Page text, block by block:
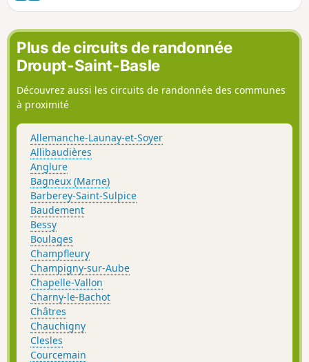
Plus de circuits de randonnée
Droupt-Saint-Basle
Découvrez aussi les circuits de randonnée des communes
à proximité
Allemanche-Launay-et-Soyer
Allibaudières
Anglure
Bagneux (Marne)
Barberey-Saint-Sulpice
Baudement
Bessy
Boulages
Champfleury
Champigny-sur-Aube
Chapelle-Vallon
Charny-le-Bachot
Châtres
Chauchigny
Clesles
Courcemain